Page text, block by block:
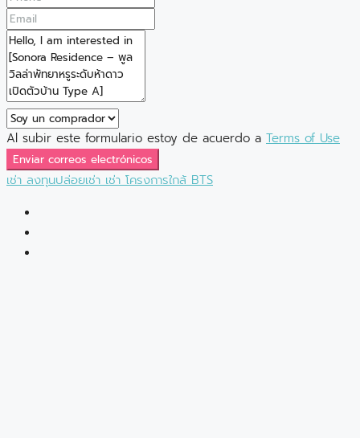
Al subir este formulario estoy de acuerdo a Terms of Use
Enviar correos electrónicos
เช่า ลงทุนปล่อยเช่า เช่า โครงการใกล้ BTS